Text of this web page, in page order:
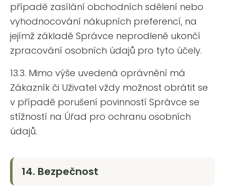
případě zasílání obchodních sdělení nebo
vyhodnocování nákupních preferencí, na
jejímž základě Správce neprodleně ukončí
zpracování osobních údajů pro tyto účely.
13.3. Mimo výše uvedená oprávnění má
Zákazník či Uživatel vždy možnost obrátit se
v případě porušení povinností Správce se
stížností na Úřad pro ochranu osobních
údajů.
14. Bezpečnost